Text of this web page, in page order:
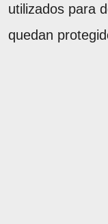
utilizados para
quedan